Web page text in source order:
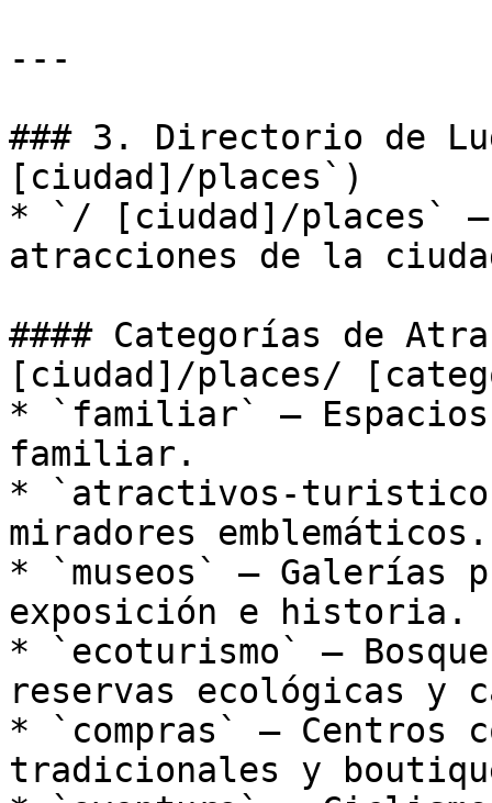
---
### 3. Directorio de
[ciudad]/places`)
* `/ [ciudad]/places` —
atracciones de la
#### Categorías de
[ciudad]/places/
* `familiar` —
familiar.
* `atractivos-
miradores emblemáticos.
* `museos` — Galerías
exposición e historia.
* `ecoturismo` —
reservas ecológicas y
* `compras` — Centros
tradicionales y